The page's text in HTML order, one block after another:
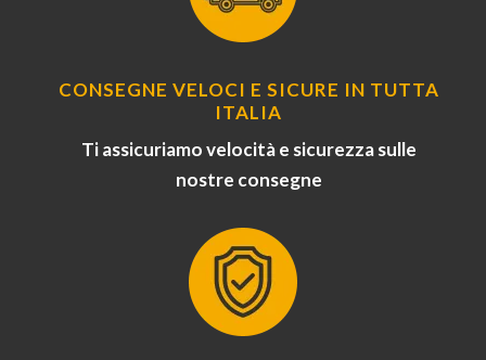
CONSEGNE VELOCI E SICURE IN TUTTA
ITALIA
Ti assicuriamo velocità e sicurezza sulle
nostre consegne